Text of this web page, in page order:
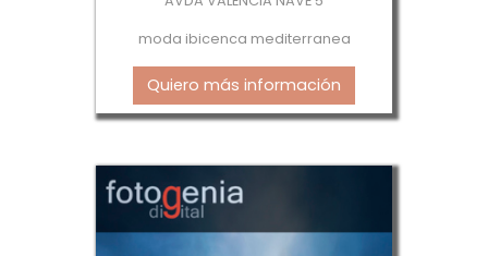
moda ibicenca mediterranea
Quiero más información